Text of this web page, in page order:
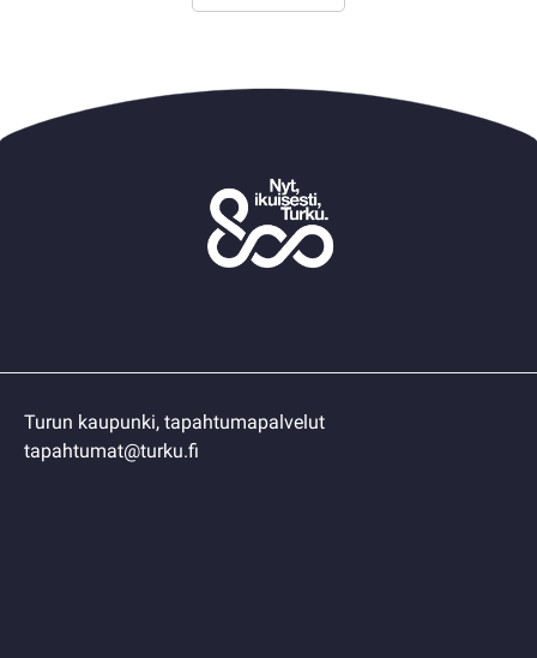
Turun kaupunki, tapahtumapalvelut
tapahtumat@turku.fi